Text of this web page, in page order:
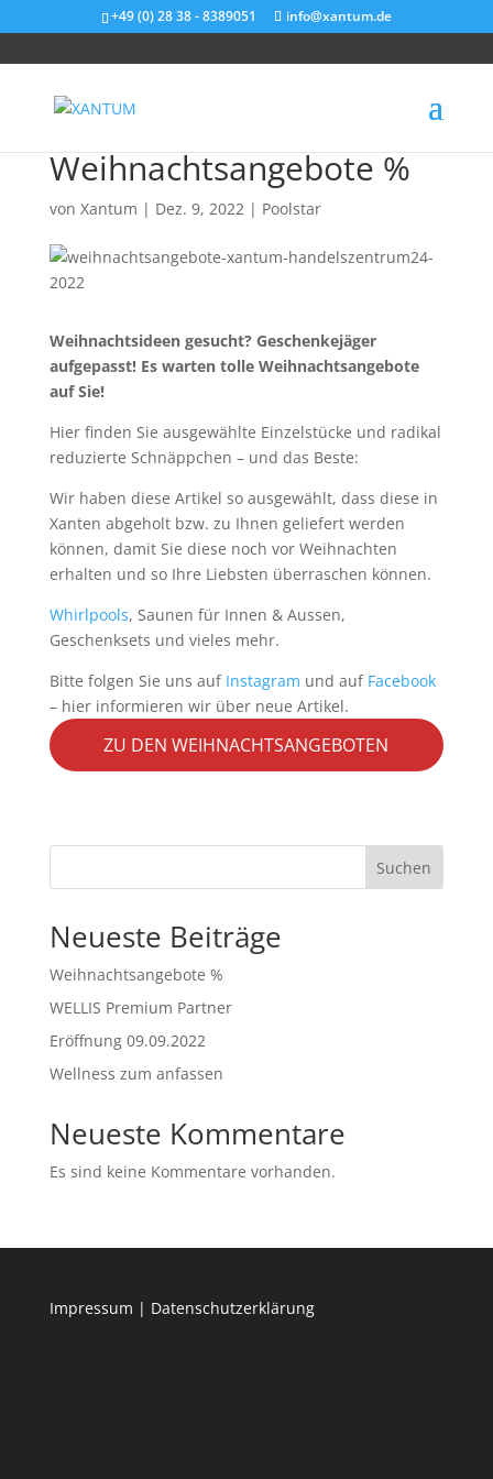
+49 (0) 28 38 - 8389051 info@xantum.de
Weihnachtsangebote %
von Xantum | Dez. 9, 2022| Poolstar
Weihnachtsideen gesucht? Geschenkejäger
aufgepasst! Es warten tolle Weihnachtsangebote
auf Sie!
Hier finden Sie ausgewählte Einzelstücke und radikal
reduzierte Schnäppchen – und das Beste:
Wir haben diese Artikel so ausgewählt, dass diese in
Xanten abgeholt bzw. zu Ihnen geliefert werden
können, damit Sie diese noch vor Weihnachten
erhalten und so Ihre Liebsten überraschen können.
Whirlpools, Saunen für Innen & Aussen,
Geschenksets und vieles mehr.
Bitte folgen Sie uns auf Instagram und auf Facebook
– hier informieren wir über neue Artikel.
ZU DEN WEIHNACHTSANGEBOTEN
Suchen
Neueste Beiträge
Weihnachtsangebote %
WELLIS Premium Partner
Eröffnung 09.09.2022
Wellness zum anfassen
Neueste Kommentare
Es sind keine Kommentare vorhanden.
Impressum | Datenschutzerklärung